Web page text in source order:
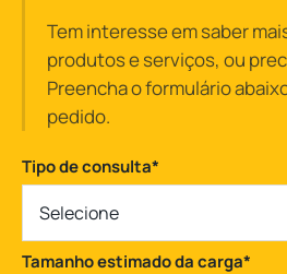
Tem interesse em saber
produtos e serviços, ou
Preencha o formulário
pedido.
Tipo de consulta*
Selecione
Tamanho estimado da carga*